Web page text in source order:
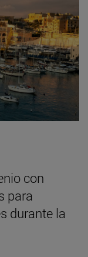
con
para
durante la